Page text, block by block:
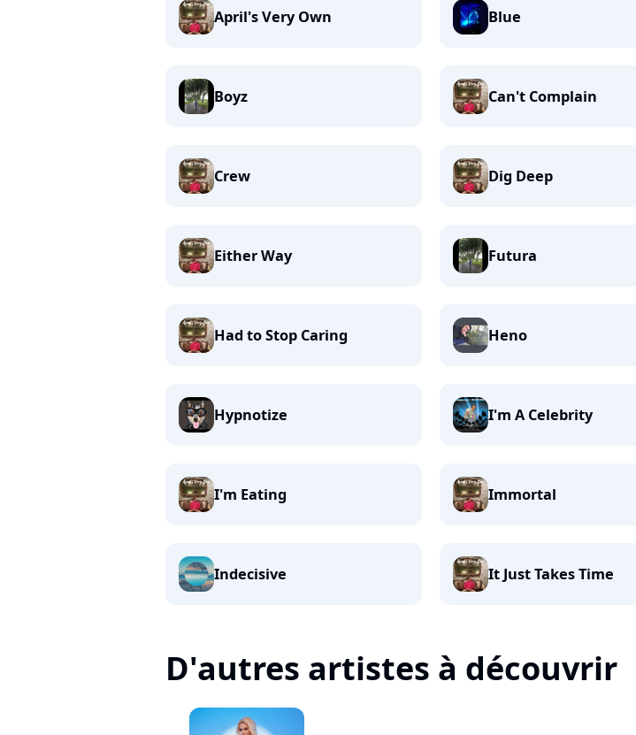
April's Very Own Blue
Boyz Can't Complain
Crew Dig Deep
Either Way Futura
Had to Stop Caring Heno
Hypnotize I'm A Celebrity
I'm Eating Immortal
Indecisive It Just Takes Time
D'autres artistes à découvrir